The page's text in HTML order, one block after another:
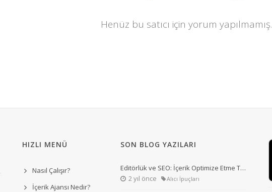
Henüz bu satıcı için yorum yapılmamış.
HIZLI MENÜ
Nasıl Çalışır?
İçerik Ajansı Nedir?
SON BLOG YAZILARI
Editörlük ve SEO: İçerik Optimize Etme T…
2 yıl önce
Alıcı İpuçları